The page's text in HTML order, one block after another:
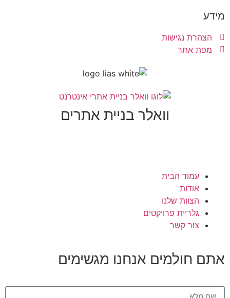
הצהרת נגישות
מפת אתר
וואלר בניית אתרים
עמוד הבית
אודות
הצוות שלנו
גלריית פרויקטים
צור קשר
חולמים אנחנו מגשימים